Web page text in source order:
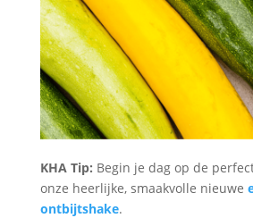
KHA Tip: Begin je dag op de
onze heerlijke, smaakvolle nieuwe
ontbijtshake.